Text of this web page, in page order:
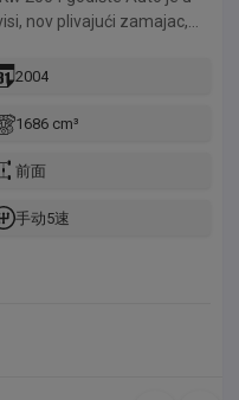
nov plivajući zamajac,
auto višak! Za više
2004
1686 cm³
前面
手动5速